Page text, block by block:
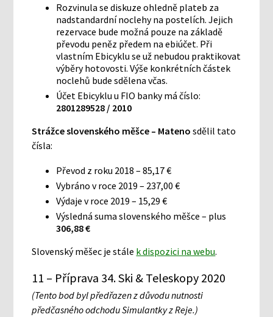
Rozvinula se diskuze ohledně plateb za
nadstandardní noclehy na postelích. Jejich
rezervace bude možná pouze na základě
převodu peněz předem na ebiúčet. Při
vlastním Ebicyklu se už nebudou praktikovat
výběry hotovosti. Výše konkrétních částek
noclehů bude sdělena včas.
Účet Ebicyklu u FIO banky má číslo:
2801289528 / 2010
Strážce slovenského měšce – Mateno sdělil tato
čísla:
Převod z roku 2018 – 85,17 €
Vybráno v roce 2019 – 237,00 €
Výdaje v roce 2019 – 15,29 €
Výsledná suma slovenského měšce – plus
306,88 €
Slovenský měšec je stále k dispozici na webu.
11 – Příprava 34. Ski & Teleskopy 2020
(Tento bod byl předřazen z důvodu nutnosti
předčasného odchodu Simulantky z Reje.)